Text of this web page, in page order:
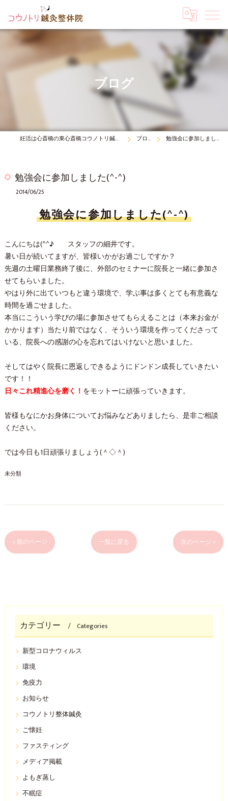
ブログ
妊活は心斎橋の東心斎橋コウノトリ鍼灸整体院 ブログ 勉強会に参加しました(^-^)
勉強会に参加しました(^-^)
2014/06/25
勉強会に参加しました(^-^)
こんにちは(^^♪ スタッフの細井です。
暑い日が続いてますが、皆様いかがお過ごしですか？
先週の土曜日業務終了後に、外部のセミナーに院長と一緒に参加さ
せてもらいました。
やはり外に出ていつもと違う環境で、学ぶ事は多くとても有意義な
時間を過ごせました。
本当にこういう学びの場に参加させてもらえることは（本来お金が
かかります）当たり前ではなく、そういう環境を作ってくださって
いる、院長への感謝の心を忘れてはいけないと思いました。
そしてはやく院長に恩返しできるようにドンドン成長していきたい
です！！
日々これ精進心を磨く！ をモットーに頑張っていきます。
皆様もなにかお身体についてお悩みなどありましたら、是非ご相談
ください。
では今日も1日頑張りましょう(＾◇＾)
未分類
< 前のページ 一覧に戻る 次のページ >
カテゴリー Categories
新型コロナウィルス
環境
免疫力
お知らせ
コウノトリ整体鍼灸
ご懐妊
ファスティング
メディア掲載
よもぎ蒸し
不眠症